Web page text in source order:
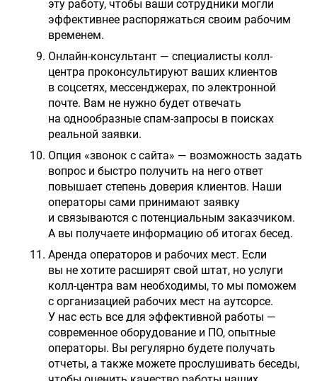
эту работу, чтобы ваши сотрудники могли
эффективнее распоряжаться своим рабочим
временем.
Онлайн-консультант — специалисты колл-
центра проконсультируют ваших клиентов
в соцсетях, мессенджерах, по электронной
почте. Вам не нужно будет отвечать
на однообразные спам-запросы в поисках
реальной заявки.
Опция «звонок с сайта» — возможность задать
вопрос и быстро получить на него ответ
повышает степень доверия клиентов. Наши
операторы сами принимают заявку
и связываются с потенциальным заказчиком.
А вы получаете информацию об итогах бесед.
Аренда операторов и рабочих мест. Если
вы не хотите расширят свой штат, но услуги
колл-центра вам необходимы, то мы поможем
с организацией рабочих мест на аутсорсе.
У нас есть все для эффективной работы —
современное оборудование и ПО, опытные
операторы. Вы регулярно будете получать
отчеты, а также можете прослушивать беседы,